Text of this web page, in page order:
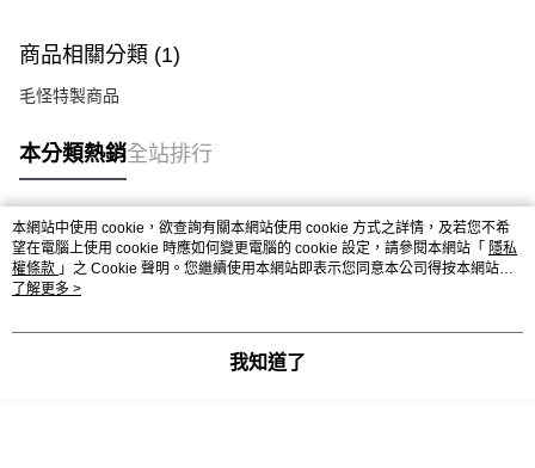
商品相關分類 (1)
毛怪特製商品
本分類熱銷全站排行
熱門標籤
本網站中使用 cookie，欲查詢有關本網站使用 cookie 方式之詳情，及若您不希
望在電腦上使用 cookie 時應如何變更電腦的 cookie 設定，請參閱本網站「 隱私
權條款 」之 Cookie 聲明。您繼續使用本網站即表示您同意本公司得按本網站使
用條款之 Cookie 聲明使用 cookie。
了解更多 >
我知道了